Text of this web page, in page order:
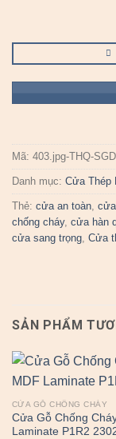
Mã: 403.jpg-THQ-
Danh mục: Cửa Thép
Thẻ: cửa an toàn,
chống cháy, cửa hàn
cửa sang trọng, Cửa
SẢN PHẨM
CỬA GỖ CHỐNG CHÁY
Cửa Gỗ Chống
Laminate P1R2